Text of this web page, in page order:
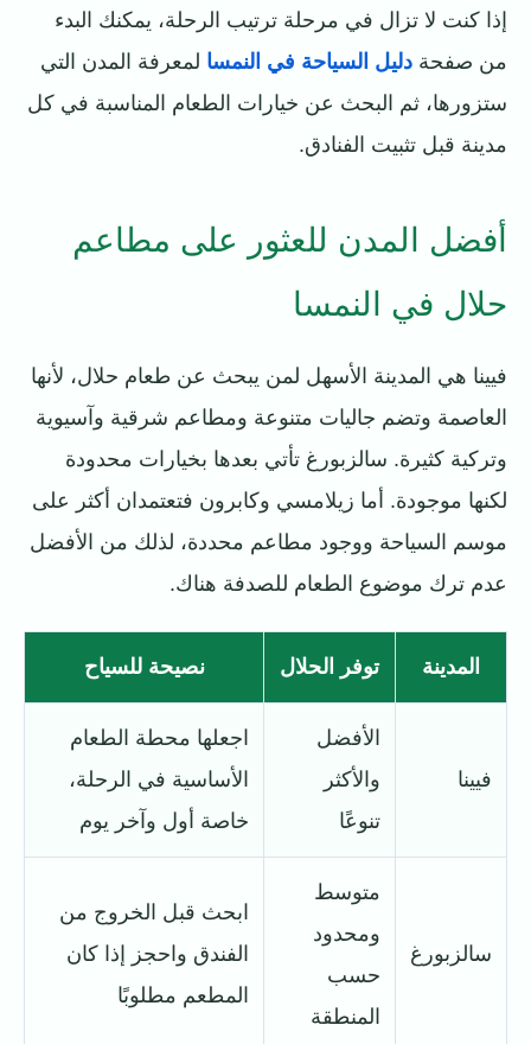
إذا كنت لا تزال في مرحلة ترتيب الرحلة، يمكنك البدء
من صفحة دليل السياحة في النمسا لمعرفة المدن التي
ستزورها، ثم البحث عن خيارات الطعام المناسبة في كل
مدينة قبل تثبيت الفنادق.
أفضل المدن للعثور على مطاعم
حلال في النمسا
فيينا هي المدينة الأسهل لمن يبحث عن طعام حلال، لأنها
العاصمة وتضم جاليات متنوعة ومطاعم شرقية وآسيوية
وتركية كثيرة. سالزبورغ تأتي بعدها بخيارات محدودة
لكنها موجودة. أما زيلامسي وكابرون فتعتمدان أكثر على
موسم السياحة ووجود مطاعم محددة، لذلك من الأفضل
عدم ترك موضوع الطعام للصدفة هناك.
المدينة توفر الحلال نصيحة للسياح
فيينا
الأفضل
والأكثر
تنوعًا
اجعلها محطة الطعام
الأساسية في الرحلة،
خاصة أول وآخر يوم
سالزبورغ
متوسط
ومحدود
حسب
المنطقة
ابحث قبل الخروج من
الفندق واحجز إذا كان
المطعم مطلوبًا